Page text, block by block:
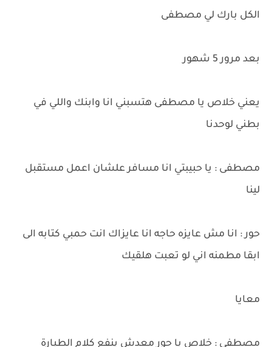
الكل بارك لي مصطفى
بعد مرور 5 شهور
يعني خلاص يا مصطفى هتسبني انا وابنك واللي في
بطني لوحدنا
مصطفى : يا حبيبتي انا مسافر علشان اعمل مستقبل
لينا
حور : انا مش عايزه حاجه انا عايزاك انت حمبي كتابه الى
ابقا مطمنه اني لو تعبت هلقيك
معايا
مصطفى : خلاص يا حور معدش ينفع كلام الطيارة